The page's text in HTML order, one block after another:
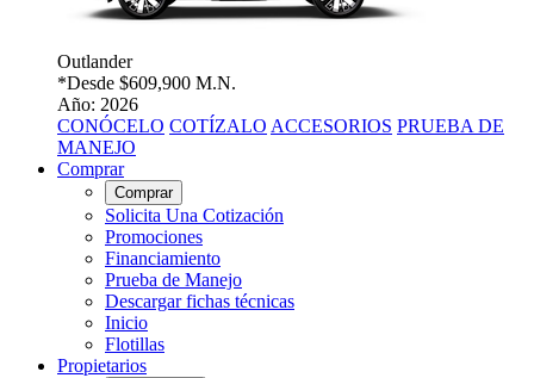
Outlander
*Desde $609,900 M.N.
Año: 2026
CONÓCELO COTÍZALO ACCESORIOS PRUEBA DE
MANEJO
Comprar
Comprar
Solicita Una Cotización
Promociones
Financiamiento
Prueba de Manejo
Descargar fichas técnicas
Inicio
Flotillas
Propietarios